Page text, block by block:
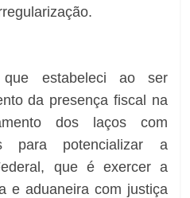
estabeleci ao ser
da presença fiscal na
dos laços com
para potencializar a
que é exercer a
e aduaneira com justiça